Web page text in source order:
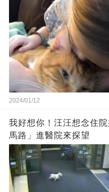
2024/01/12
我好想你！汪汪想念住
馬路」進醫院來探望